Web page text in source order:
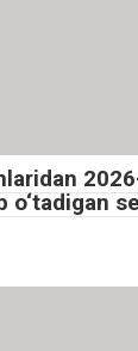
o‘tadigan